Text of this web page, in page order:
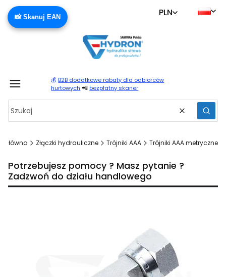
📸 Skanuj EAN PLN
💰 B2B dodatkowe rabaty dla odbiorców
hurtowych 📲 bezpłatny skaner
Wyczyść
główna Złączki hydrauliczne Trójniki AAA Trójniki AAA metryczne
Potrzebujesz pomocy ? Masz pytanie ?
Zadzwoń do działu handlowego